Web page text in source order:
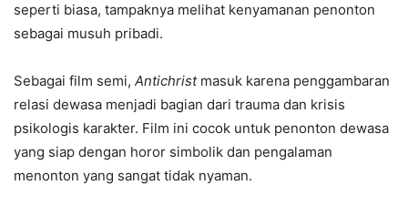
seperti biasa, tampaknya melihat kenyamanan penonton
sebagai musuh pribadi.
Sebagai film semi, Antichristmasuk karena penggambaran
relasi dewasa menjadi bagian dari trauma dan krisis
psikologis karakter. Film ini cocok untuk penonton dewasa
yang siap dengan horor simbolik dan pengalaman
menonton yang sangat tidak nyaman.